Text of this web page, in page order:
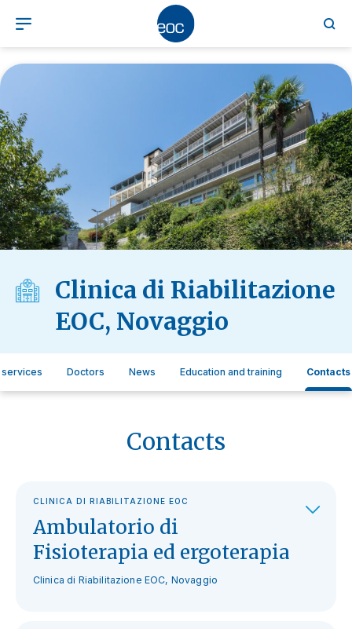
Clinica di Riabilitazione
EOC, Novaggio
services Doctors News Education and training Contacts
Contacts
CLINICA DI RIABILITAZIONE EOC
Ambulatorio di
Fisioterapia ed ergoterapia
Clinica di Riabilitazione EOC, Novaggio